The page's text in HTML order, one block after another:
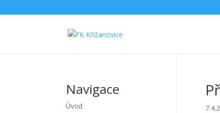
Navigace
Úvod